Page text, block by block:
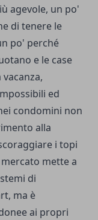
agevole, un po'
di tenere le
po' perché
e le case
ed
condomini non
alla
i topi
mette a
di
ma è
ai propri